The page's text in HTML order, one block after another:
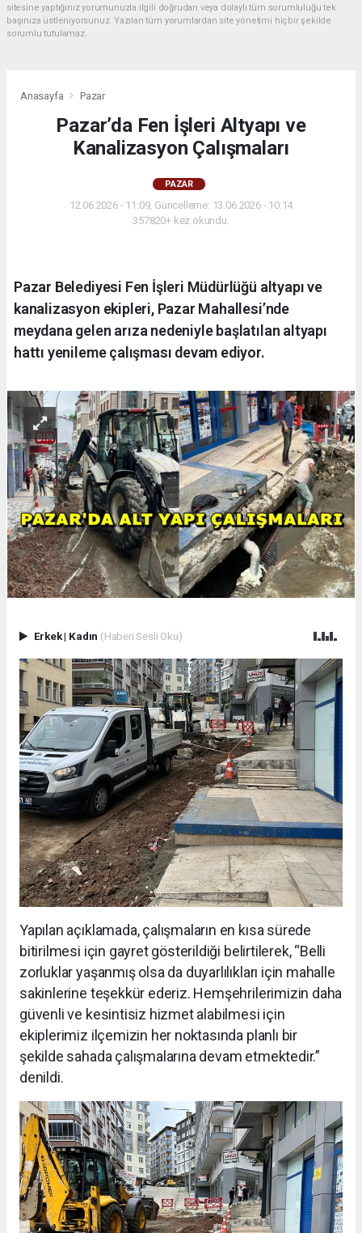
sitesine yaptığınız yorumunuzla ilgili doğrudan veya dolaylı tüm sorumluluğu tek
başınıza üstleniyorsunuz. Yazılan tüm yorumlardan site yönetimi hiçbir şekilde
sorumlu tutulamaz.
Anasayfa Pazar
Pazar’da Fen İşleri Altyapı ve
Kanalizasyon Çalışmaları
PAZAR
12.06.2026 - 11:09, Güncelleme: 13.06.2026 - 10:14
357820+ kez okundu.
Pazar Belediyesi Fen İşleri Müdürlüğü altyapı ve
kanalizasyon ekipleri, Pazar Mahallesi’nde
meydana gelen arıza nedeniyle başlatılan altyapı
hattı yenileme çalışması devam ediyor.
Erkek| Kadın (Haberi Sesli Oku)
Yapılan açıklamada, çalışmaların en kısa sürede
bitirilmesi için gayret gösterildiği belirtilerek, “Belli
zorluklar yaşanmış olsa da duyarlılıkları için mahalle
sakinlerine teşekkür ederiz. Hemşehrilerimizin daha
güvenli ve kesintisiz hizmet alabilmesi için
ekiplerimiz ilçemizin her noktasında planlı bir
şekilde sahada çalışmalarına devam etmektedir.”
denildi.